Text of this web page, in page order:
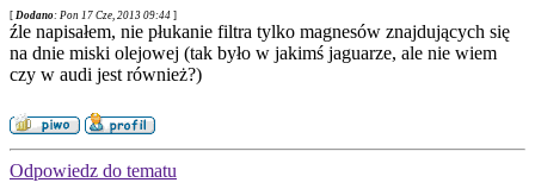
[ Dodano: Pon 17 Cze, 2013 09:44 ]
źle napisałem, nie płukanie filtra tylko magnesów znajdujących się
na dnie miski olejowej (tak było w jakimś jaguarze, ale nie wiem
czy w audi jest również?)
Odpowiedz do tematu